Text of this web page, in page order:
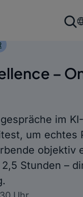
–
im
um echtes
objektiv
Stunden –